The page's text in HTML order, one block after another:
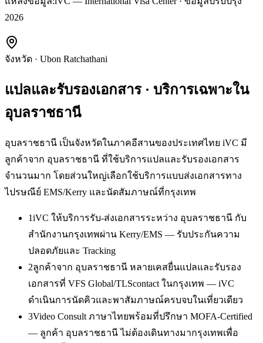
2026
จังหวัด · Ubon Ratchathani
แปลและรับรองเอกสาร· บริการเฉพาะใน
อุบลราชธานี
อุบลราชธานี เป็นจังหวัดในภาคอีสานของประเทศไทย iVC มี
ลูกค้าจาก อุบลราชธานี ที่ใช้บริการแปลและรับรองเอกสาร
จำนวนมาก โดยส่วนใหญ่เลือกใช้บริการแบบส่งเอกสารทาง
ไปรษณีย์ EMS/Kerry และนัดสัมภาษณ์ที่กรุงเทพ
1iVC ให้บริการรับ-ส่งเอกสารระหว่าง อุบลราชธานี กับ
สำนักงานกรุงเทพผ่าน Kerry/EMS — รับประกันความ
ปลอดภัยและ Tracking
2ลูกค้าจาก อุบลราชธานี หลายเคสยื่นแปลและรับรอง
เอกสารที่ VFS Global/TLScontact ในกรุงเทพ — iVC
ดำเนินการนัดคิวและพาสัมภาษณ์ครบจบในเที่ยวเดียว
3Video Consult ภาษาไทยพร้อมที่ปรึกษา MOFA-Certified
— ลูกค้า อุบลราชธานี ไม่ต้องเดินทางมากรุงเทพเพื่อ